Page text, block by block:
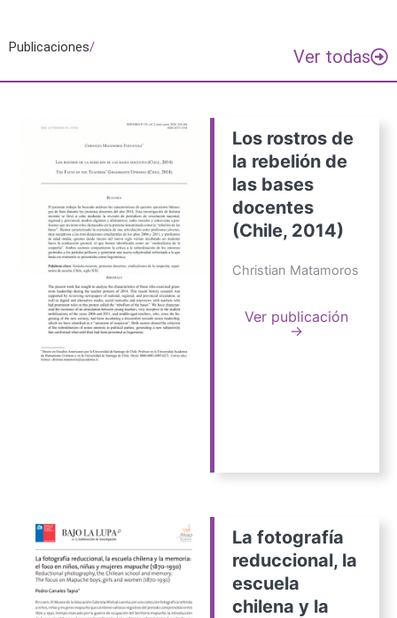
Publicaciones/ Ver todas
Los rostros de
la rebelión de
las bases
docentes
(Chile, 2014)
Christian Matamoros
Ver publicación
→
La fotografía
reduccional, la
escuela
chilena y la